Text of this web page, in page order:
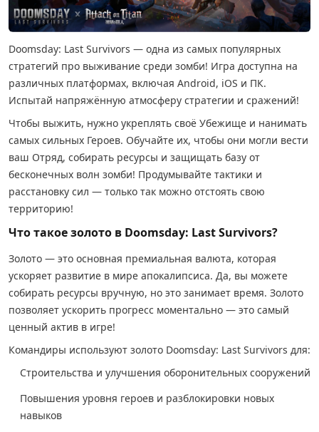
Doomsday: Last Survivors — одна из самых популярных
стратегий про выживание среди зомби! Игра доступна на
различных платформах, включая Android, iOS и ПК.
Испытай напряжённую атмосферу стратегии и сражений!
Чтобы выжить, нужно укреплять своё Убежище и нанимать
самых сильных Героев. Обучайте их, чтобы они могли вести
ваш Отряд, собирать ресурсы и защищать базу от
бесконечных волн зомби! Продумывайте тактики и
расстановку сил — только так можно отстоять свою
территорию!
Что такое золото в Doomsday: Last Survivors?
Золото — это основная премиальная валюта, которая
ускоряет развитие в мире апокалипсиса. Да, вы можете
собирать ресурсы вручную, но это занимает время. Золото
позволяет ускорить прогресс моментально — это самый
ценный актив в игре!
Командиры используют золото Doomsday: Last Survivors для:
Строительства и улучшения оборонительных сооружений
Повышения уровня героев и разблокировки новых
навыков